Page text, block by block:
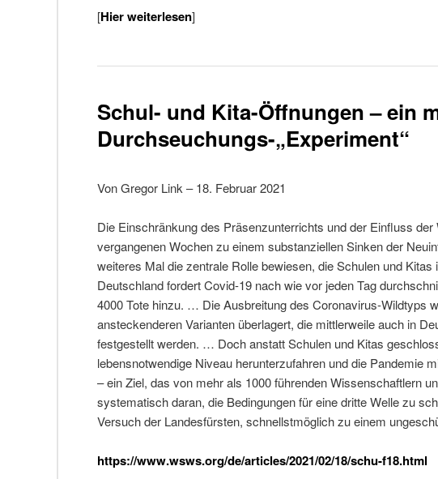
[Hier weiterlesen]
Schul- und Kita-Öffnungen – ein
Durchseuchungs-„Experiment“
Von Gregor Link – 18. Februar 2021
Die Einschränkung des Präsenzunterrichts und der Einfluss
vergangenen Wochen zu einem substanziellen Sinken der
weiteres Mal die zentrale Rolle bewiesen, die Schulen und
Deutschland fordert Covid-19 nach wie vor jeden Tag
4000 Tote hinzu. … Die Ausbreitung des Coronavirus-Wildtyps
ansteckenderen Varianten überlagert, die mittlerweile auch in
festgestellt werden. … Doch anstatt Schulen und Kitas
lebensnotwendige Niveau herunterzufahren und die Pandemie
– ein Ziel, das von mehr als 1000 führenden Wissenschaftlern
systematisch daran, die Bedingungen für eine dritte Welle zu
Versuch der Landesfürsten, schnellstmöglich zu einem
https://www.wsws.org/de/articles/2021/02/18/schu-f18.html